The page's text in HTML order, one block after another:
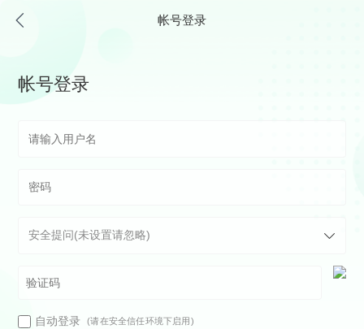
帐号登录
帐号登录
自动登录 (请在安全信任环境下启用)